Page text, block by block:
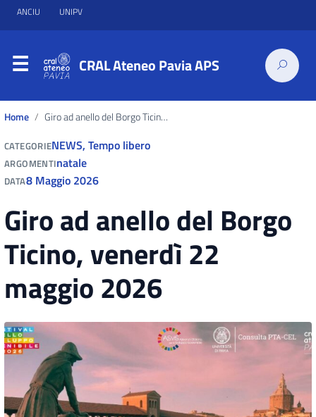
ANCIU UNIPV
CRAL Ateneo Pavia APS
Home Giro ad anello del Borgo Ticino, venerdì 22 maggio 2026
CATEGORIENEWS,Tempo libero
ARGOMENTInatale
DATA8 Maggio 2026
Giro ad anello del Borgo
Ticino, venerdì 22
maggio 2026